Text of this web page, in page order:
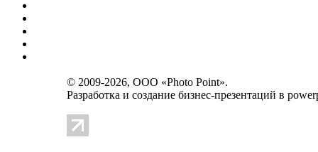
© 2009-2026, OOO «Photo Point».
Разработка и создание бизнес-презентаций в